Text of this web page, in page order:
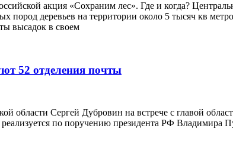
акция «Сохраним лес». Где и когда?
пород деревьев на территории около 5 тысяч кв
высадок в своем
52 отделения почты
области Сергей Дубровин на встрече с главой
по поручению президента РФ Владимира